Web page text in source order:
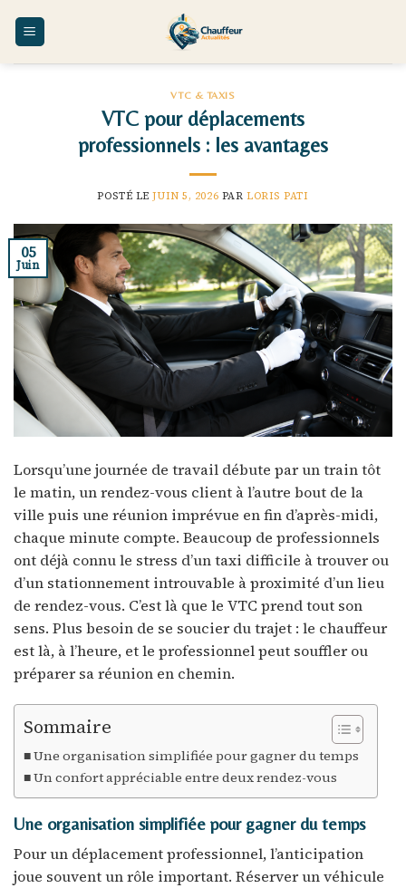
VTC & TAXIS
VTC pour déplacements
professionnels : les avantages
POSTÉ LEJUIN 5, 2026 PAR LORIS PATI
05
Juin
Lorsqu’une journée de travail débute par un train tôt
le matin, un rendez-vous client à l’autre bout de la
ville puis une réunion imprévue en fin d’après-midi,
chaque minute compte. Beaucoup de professionnels
ont déjà connu le stress d’un taxi difficile à trouver ou
d’un stationnement introuvable à proximité d’un lieu
de rendez-vous. C’est là que le VTC prend tout son
sens. Plus besoin de se soucier du trajet : le chauffeur
est là, à l’heure, et le professionnel peut souffler ou
préparer sa réunion en chemin.
Sommaire
Une organisation simplifiée pour gagner du temps
Un confort appréciable entre deux rendez-vous
Une organisation simplifiée pour gagner du temps
Pour un déplacement professionnel, l’anticipation
joue souvent un rôle important. Réserver un véhicule